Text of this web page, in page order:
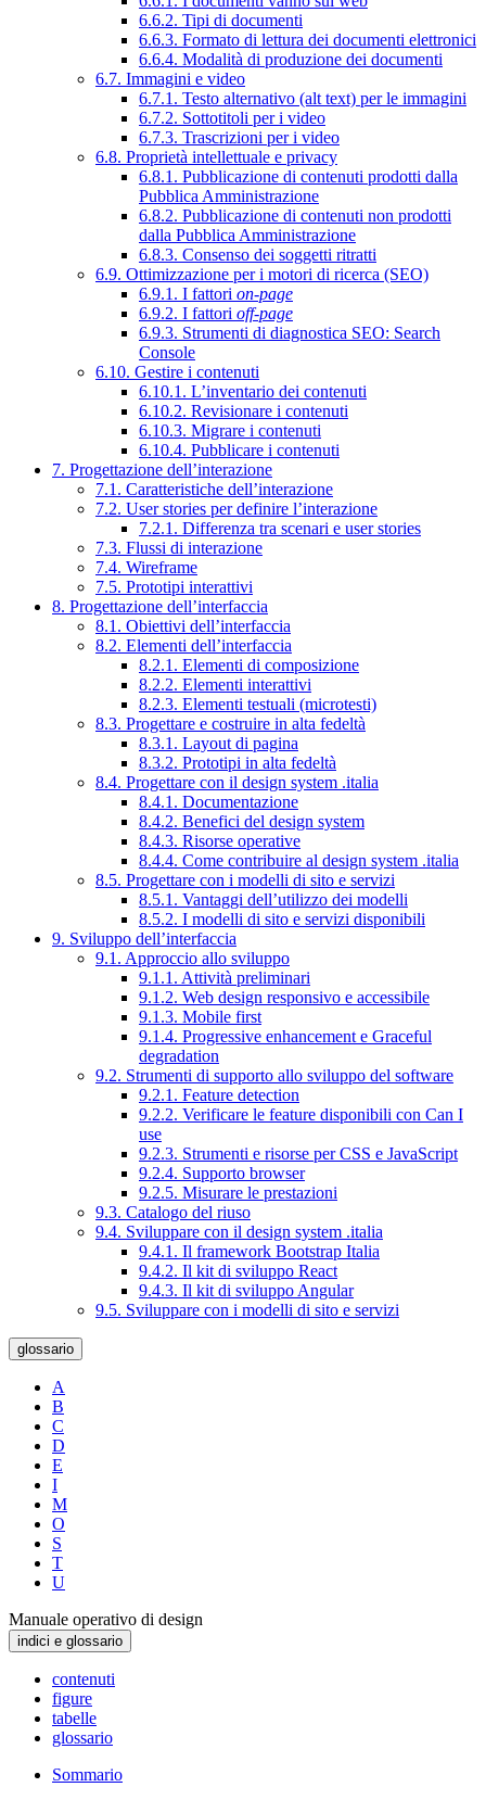
6.6.2. Tipi di documenti
6.6.3. Formato di lettura dei documenti elettronici
6.6.4. Modalità di produzione dei documenti
6.7. Immagini e video
6.7.1. Testo alternativo (alt text) per le immagini
6.7.2. Sottotitoli per i video
6.7.3. Trascrizioni per i video
6.8. Proprietà intellettuale e privacy
6.8.1. Pubblicazione di contenuti prodotti dalla
Pubblica Amministrazione
6.8.2. Pubblicazione di contenuti non prodotti
dalla Pubblica Amministrazione
6.8.3. Consenso dei soggetti ritratti
6.9. Ottimizzazione per i motori di ricerca (SEO)
6.9.1. I fattori on-page
6.9.2. I fattori off-page
6.9.3. Strumenti di diagnostica SEO: Search
Console
6.10. Gestire i contenuti
6.10.1. L’inventario dei contenuti
6.10.2. Revisionare i contenuti
6.10.3. Migrare i contenuti
6.10.4. Pubblicare i contenuti
7. Progettazione dell’interazione
7.1. Caratteristiche dell’interazione
7.2. User stories per definire l’interazione
7.2.1. Differenza tra scenari e user stories
7.3. Flussi di interazione
7.4. Wireframe
7.5. Prototipi interattivi
8. Progettazione dell’interfaccia
8.1. Obiettivi dell’interfaccia
8.2. Elementi dell’interfaccia
8.2.1. Elementi di composizione
8.2.2. Elementi interattivi
8.2.3. Elementi testuali (microtesti)
8.3. Progettare e costruire in alta fedeltà
8.3.1. Layout di pagina
8.3.2. Prototipi in alta fedeltà
8.4. Progettare con il design system .italia
8.4.1. Documentazione
8.4.2. Benefici del design system
8.4.3. Risorse operative
8.4.4. Come contribuire al design system .italia
8.5. Progettare con i modelli di sito e servizi
8.5.1. Vantaggi dell’utilizzo dei modelli
8.5.2. I modelli di sito e servizi disponibili
9. Sviluppo dell’interfaccia
9.1. Approccio allo sviluppo
9.1.1. Attività preliminari
9.1.2. Web design responsivo e accessibile
9.1.3. Mobile first
9.1.4. Progressive enhancement e Graceful
degradation
9.2. Strumenti di supporto allo sviluppo del software
9.2.1. Feature detection
9.2.2. Verificare le feature disponibili con Can I
use
9.2.3. Strumenti e risorse per CSS e JavaScript
9.2.4. Supporto browser
9.2.5. Misurare le prestazioni
9.3. Catalogo del riuso
9.4. Sviluppare con il design system .italia
9.4.1. Il framework Bootstrap Italia
9.4.2. Il kit di sviluppo React
9.4.3. Il kit di sviluppo Angular
9.5. Sviluppare con i modelli di sito e servizi
glossario
A
B
C
D
E
I
M
O
S
T
U
Manuale operativo di design
indici e glossario
contenuti
figure
tabelle
glossario
Sommario